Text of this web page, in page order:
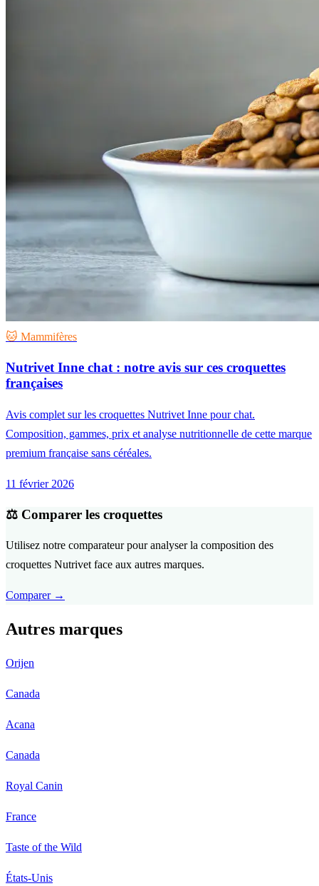
🐱 Mammifères
Nutrivet Inne chat : notre avis sur ces croquettes
françaises
Avis complet sur les croquettes Nutrivet Inne pour chat.
Composition, gammes, prix et analyse nutritionnelle de cette marque
premium française sans céréales.
11 février 2026
⚖️ Comparer les croquettes
Utilisez notre comparateur pour analyser la composition des
croquettes Nutrivet face aux autres marques.
Comparer →
Autres marques
Orijen
Canada
Acana
Canada
Royal Canin
France
Taste of the Wild
États-Unis